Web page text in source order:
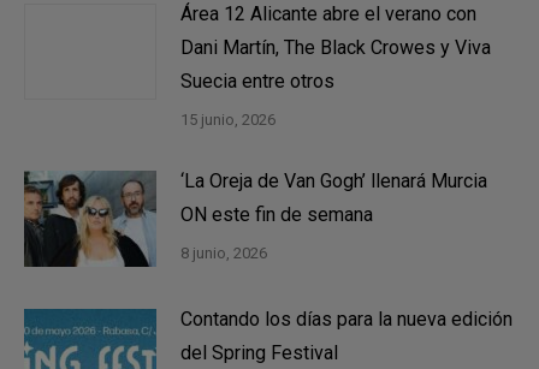
Área 12 Alicante abre el verano con
Dani Martín, The Black Crowes y Viva
Suecia entre otros
15 junio, 2026
‘La Oreja de Van Gogh’ llenará Murcia
ON este fin de semana
8 junio, 2026
Contando los días para la nueva edición
del Spring Festival